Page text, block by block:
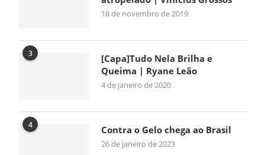
18 de novembro de 2019
3
[Capa]Tudo Nela Brilha e
Queima | Ryane Leão
4 de janeiro de 2020
4 Contra o Gelo chega ao Brasil
26 de janeiro de 2023